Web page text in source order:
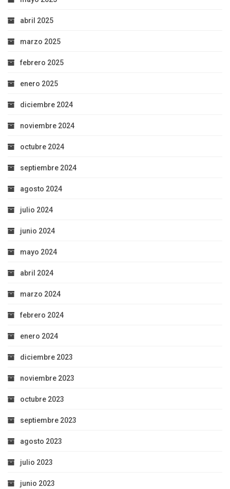
abril 2025
marzo 2025
febrero 2025
enero 2025
diciembre 2024
noviembre 2024
octubre 2024
septiembre 2024
agosto 2024
julio 2024
junio 2024
mayo 2024
abril 2024
marzo 2024
febrero 2024
enero 2024
diciembre 2023
noviembre 2023
octubre 2023
septiembre 2023
agosto 2023
julio 2023
junio 2023